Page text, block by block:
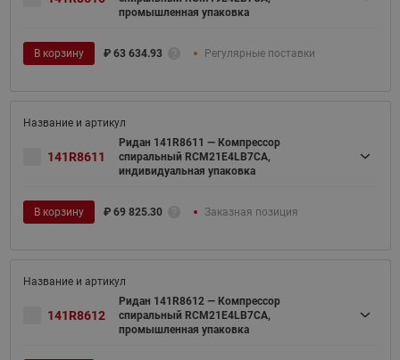
промышленная упаковка
В корзину ₽ 63 634.93 Регулярные поставки
141R8611
Ридан 141R8611 — Компрессор
спиральный RCM21E4LB7CA,
индивидуальная упаковка
В корзину ₽ 69 825.30 Заказная позиция
141R8612
Ридан 141R8612 — Компрессор
спиральный RCM21E4LB7CA,
промышленная упаковка